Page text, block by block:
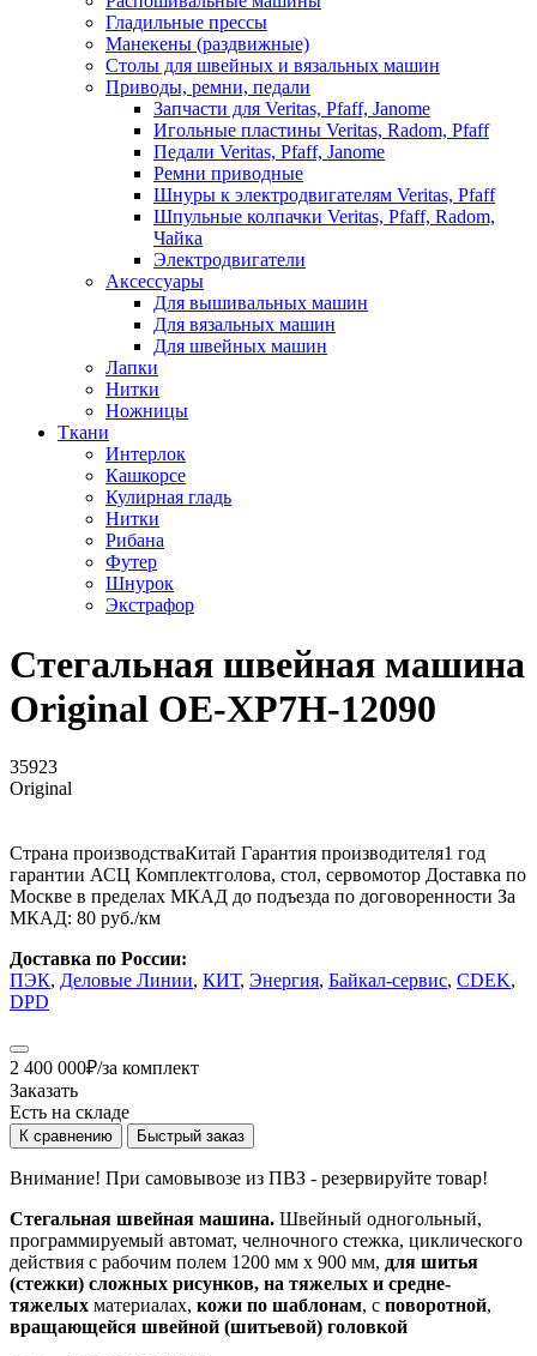
Гладильные прессы
Манекены (раздвижные)
Столы для швейных и вязальных машин
Приводы, ремни, педали
Запчасти для Veritas, Pfaff, Janome
Игольные пластины Veritas, Radom, Pfaff
Педали Veritas, Pfaff, Janome
Ремни приводные
Шнуры к электродвигателям Veritas, Pfaff
Шпульные колпачки Veritas, Pfaff, Radom,
Чайка
Электродвигатели
Аксессуары
Для вышивальных машин
Для вязальных машин
Для швейных машин
Лапки
Нитки
Ножницы
Ткани
Интерлок
Кашкорсе
Кулирная гладь
Нитки
Рибана
Футер
Шнурок
Экстрафор
Стегальная швейная машина
Original OE-XP7H-12090
35923
Original
Страна производстваКитай Гарантия производителя1 год
гарантии АСЦ Комплектголова, стол, сервомотор Доставка по
Москве в пределах МКАД до подъезда по договоренности За
МКАД: 80 руб./км
Доставка по России:
ПЭК, Деловые Линии, КИТ, Энергия, Байкал-сервис, CDEK,
DPD
2 400 000₽/за комплект
Заказать
Есть на складе
К сравнению Быстрый заказ
Внимание! При самовывозе из ПВЗ - резервируйте товар!
Стегальная швейная машина. Швейный одногольный,
программируемый автомат, челночного стежка, циклического
действия с рабочим полем 1200 мм х 900 мм, для шитья
(стежки) сложных рисунков, на тяжелых и средне-
тяжелых материалах, кожи по шаблонам, с поворотной,
вращающейся швейной (шитьевой) головкой